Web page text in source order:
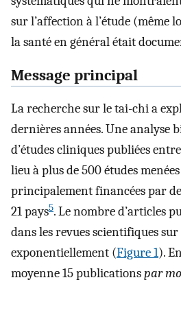
sur l’affection à l’étude (même
la santé en général était
Message principal
La recherche sur le tai-chi a
dernières années. Une analyse
d’études cliniques publiées
lieu à plus de 500 études
principalement financées par
21 pays5. Le nombre d’articles
dans les revues scientifiques
exponentiellement (Figure 1).
moyenne 15 publicationspar